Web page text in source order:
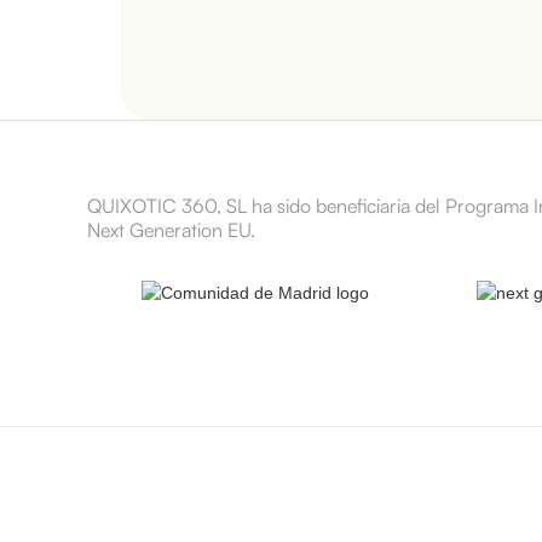
QUIXOTIC 360, SL ha sido beneficiaria del
Next Generation EU.